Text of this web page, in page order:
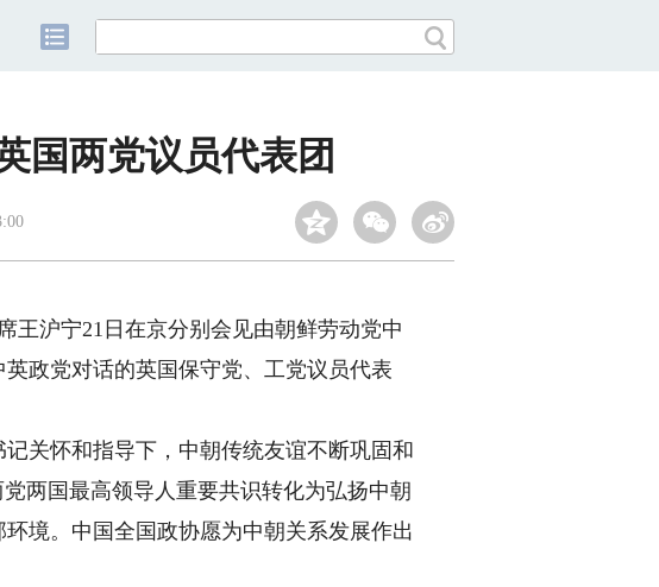
国两党议员代表团
王沪宁21日在京分别会见由朝鲜劳动党中
政党对话的英国保守党、工党议员代表
关怀和指导下，中朝传统友谊不断巩固和
两国最高领导人重要共识转化为弘扬中朝
境。中国全国政协愿为中朝关系发展作出